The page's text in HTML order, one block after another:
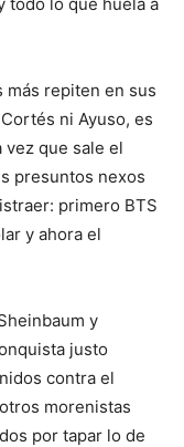
más repiten en sus
ni Ayuso, es
vez que sale el
presuntos nexos
primero BTS
y ahora el
y
justo
contra el
morenistas
por tapar lo de